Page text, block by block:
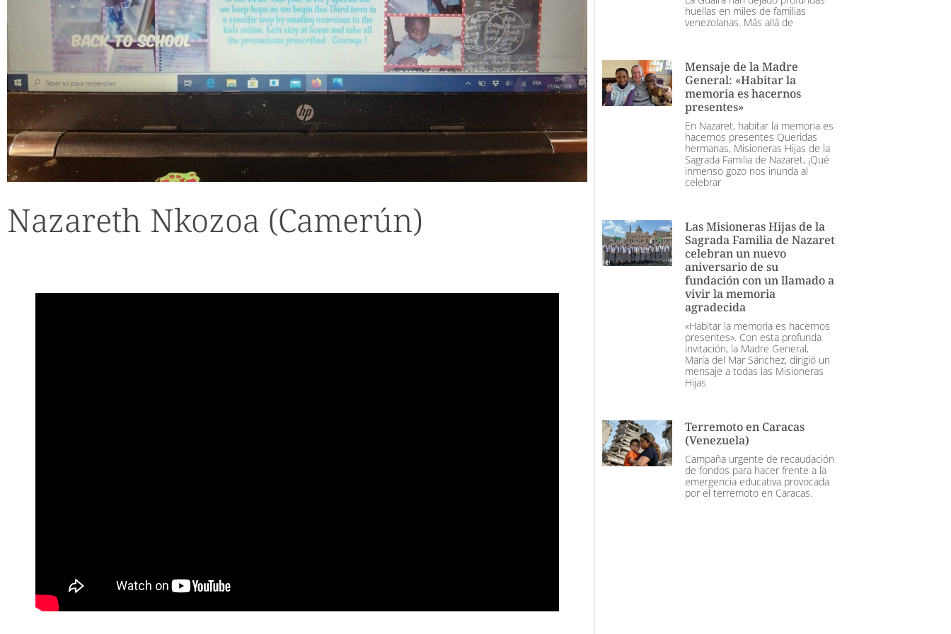
Nazareth Nkozoa (Camerún)
huellas en miles de familias
venezolanas. Más allá de
Mensaje de la Madre
General: «Habitar la
memoria es hacernos
presentes»
En Nazaret, habitar la memoria es
hacernos presentes Queridas
hermanas, Misioneras Hijas de la
Sagrada Familia de Nazaret, ¡Qué
inmenso gozo nos inunda al
celebrar
Las Misioneras Hijas de la
Sagrada Familia de Nazaret
celebran un nuevo
aniversario de su
fundación con un llamado a
vivir la memoria
agradecida
«Habitar la memoria es hacernos
presentes». Con esta profunda
invitación, la Madre General,
María del Mar Sánchez, dirigió un
mensaje a todas las Misioneras
Hijas
Terremoto en Caracas
(Venezuela)
Campaña urgente de recaudación
de fondos para hacer frente a la
emergencia educativa provocada
por el terremoto en Caracas.